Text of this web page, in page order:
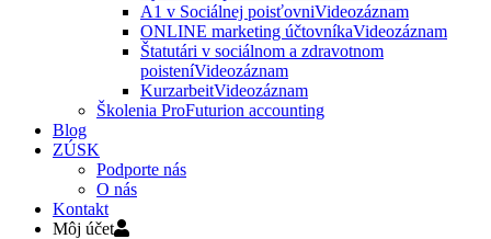
A1 v Sociálnej poisťovniVideozáznam
ONLINE marketing účtovníkaVideozáznam
Štatutári v sociálnom a zdravotnom
poisteníVideozáznam
KurzarbeitVideozáznam
Školenia ProFuturion accounting
Blog
ZÚSK
Podporte nás
O nás
Kontakt
Môj účet